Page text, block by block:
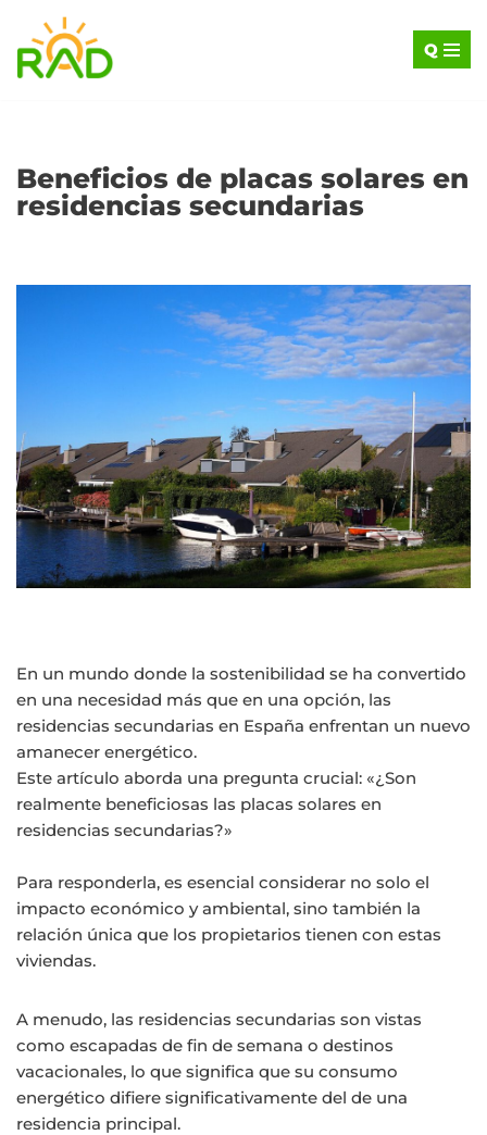
Saltar
al
Q
Beneficios de placas solares en
residencias secundarias
En un mundo donde la sostenibilidad se ha convertido
en una necesidad más que en una opción, las
residencias secundarias en España enfrentan un nuevo
amanecer energético.
Este artículo aborda una pregunta crucial: «¿Son
realmente beneficiosas las placas solares en
residencias secundarias?»
Para responderla, es esencial considerar no solo el
impacto económico y ambiental, sino también la
relación única que los propietarios tienen con estas
viviendas.
A menudo, las residencias secundarias son vistas
como escapadas de fin de semana o destinos
vacacionales, lo que significa que su consumo
energético difiere significativamente del de una
residencia principal.